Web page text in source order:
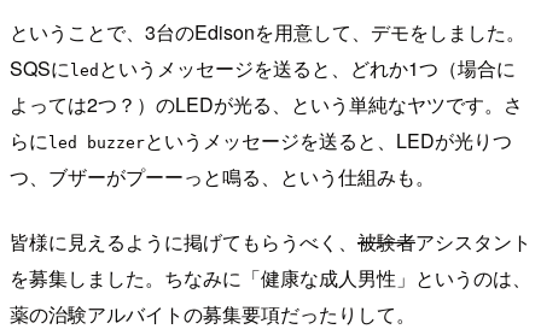
ということで、3台のEdisonを用意して、デモをしました。
SQSにled というメッセージを送ると、どれか1つ（場合に
よっては2つ？）のLEDが光る、という単純なヤツです。さ
らにled buzzerというメッセージを送ると、LEDが光りつ
つ、ブザーがプーーっと鳴る、という仕組みも。
皆様に見えるように掲げてもらうべく、 被験者アシスタント
を募集しました。ちなみに「健康な成人男性」というのは、
薬の治験アルバイトの募集要項だったりして。